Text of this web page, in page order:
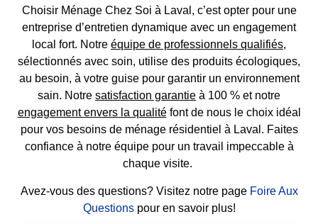
Choisir Ménage Chez Soi à Laval, c’est opter pour une
entreprise d’entretien dynamique avec un engagement
local fort. Notre équipe de professionnels qualifiés,
sélectionnés avec soin, utilise des produits écologiques,
au besoin, à votre guise pour garantir un environnement
sain. Notre satisfaction garantie à 100 % et notre
engagement envers la qualitéfont de nous le choix idéal
pour vos besoins de ménage résidentiel à Laval. Faites
confiance à notre équipe pour un travail impeccable à
chaque visite.
Avez-vous des questions? Visitez notre page Foire Aux
Questionspour en savoir plus!